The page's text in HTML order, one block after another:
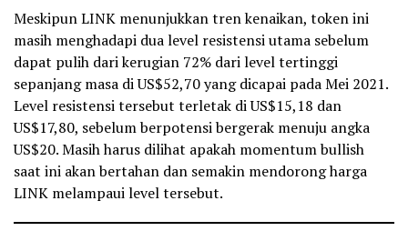
Meskipun LINK menunjukkan tren kenaikan, token ini
masih menghadapi dua level resistensi utama sebelum
dapat pulih dari kerugian 72% dari level tertinggi
sepanjang masa di US$52,70 yang dicapai pada Mei 2021.
Level resistensi tersebut terletak di US$15,18 dan
US$17,80, sebelum berpotensi bergerak menuju angka
US$20. Masih harus dilihat apakah momentum bullish
saat ini akan bertahan dan semakin mendorong harga
LINK melampaui level tersebut.